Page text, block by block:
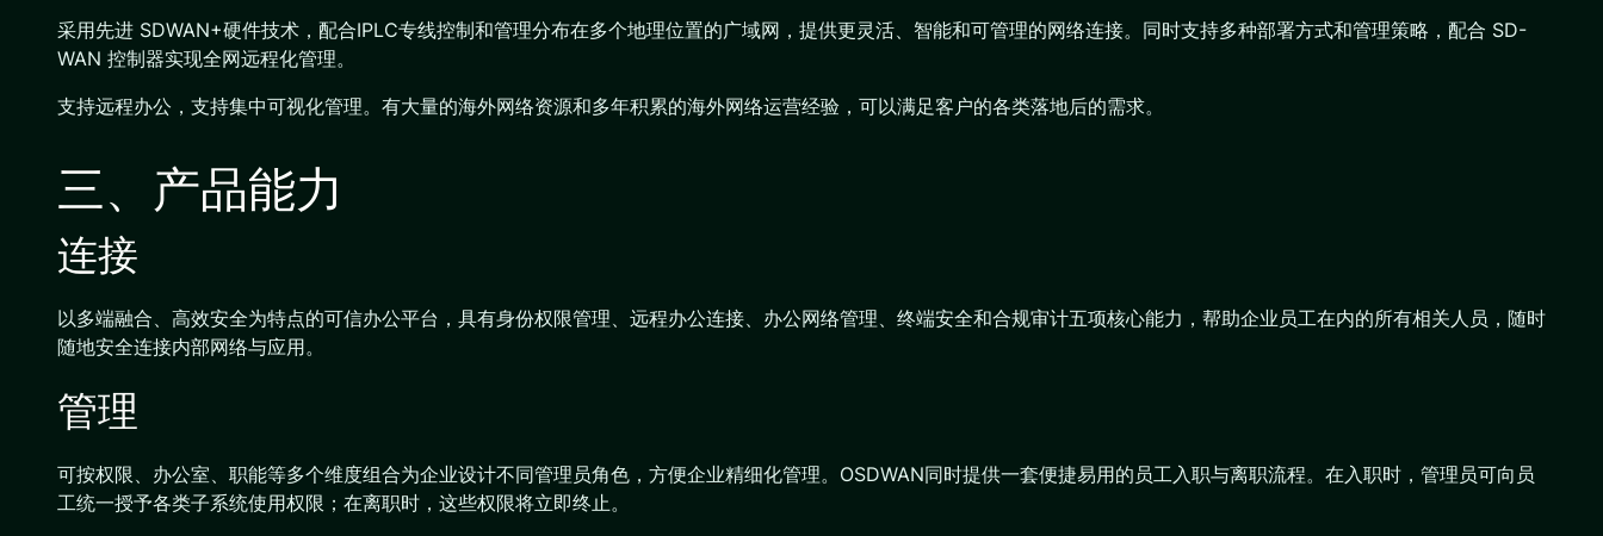
采用先进 SDWAN+硬件技术，配合IPLC专线控制和管理分布在多个地理位置的广域网，提供更灵活、智能和可管理的网络连接。同时支持多种部署方式和管理策略，配合 SD-
WAN 控制器实现全网远程化管理。
支持远程办公，支持集中可视化管理。有大量的海外网络资源和多年积累的海外网络运营经验，可以满足客户的各类落地后的需求。
三、产品能力
连接
以多端融合、高效安全为特点的可信办公平台，具有身份权限管理、远程办公连接、办公网络管理、终端安全和合规审计五项核心能力，帮助企业员工在内的所有相关人员，随时
随地安全连接内部网络与应用。
管理
可按权限、办公室、职能等多个维度组合为企业设计不同管理员角色，方便企业精细化管理。OSDWAN同时提供一套便捷易用的员工入职与离职流程。在入职时，管理员可向员
工统一授予各类子系统使用权限；在离职时，这些权限将立即终止。